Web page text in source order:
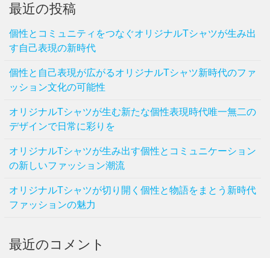
最近の投稿
個性とコミュニティをつなぐオリジナルTシャツが生み出
す自己表現の新時代
個性と自己表現が広がるオリジナルTシャツ新時代のファ
ッション文化の可能性
オリジナルTシャツが生む新たな個性表現時代唯一無二の
デザインで日常に彩りを
オリジナルTシャツが生み出す個性とコミュニケーション
の新しいファッション潮流
オリジナルTシャツが切り開く個性と物語をまとう新時代
ファッションの魅力
最近のコメント